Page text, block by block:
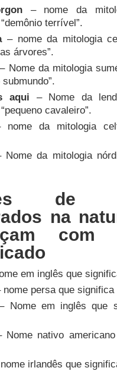
– nome da
terrível”.
– nome da mitologia
árvores”.
– Nome da mitologia
submundo”.
aqui – Nome da
cavaleiro”.
nome da mitologia
Nome da mitologia
de
na
em inglês que
nome persa que significa
Nome em inglês que
Nome nativo
irlandês que